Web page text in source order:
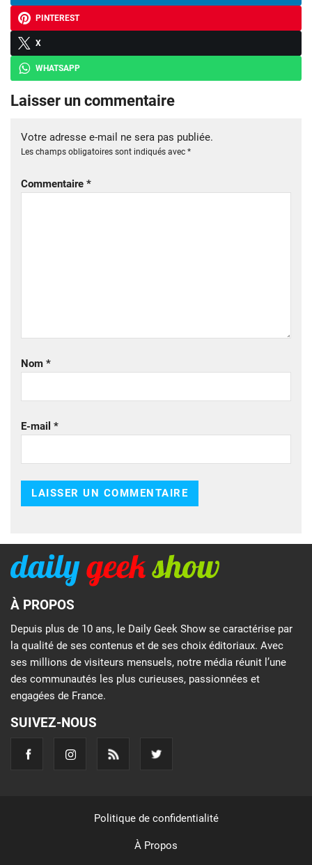
PINTEREST
X
WHATSAPP
Laisser un commentaire
Votre adresse e-mail ne sera pas publiée.
Les champs obligatoires sont indiqués avec *
Commentaire *
Nom *
E-mail *
À PROPOS
Depuis plus de 10 ans, le Daily Geek Show se caractérise par
la qualité de ses contenus et de ses choix éditoriaux. Avec
ses millions de visiteurs mensuels, notre média réunit l’une
des communautés les plus curieuses, passionnées et
engagées de France.
SUIVEZ-NOUS
Politique de confidentialité
À Propos